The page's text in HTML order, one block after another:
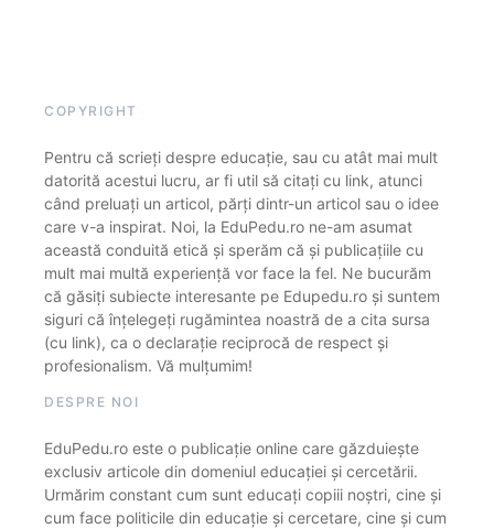
COPYRIGHT
Pentru că scrieți despre educație, sau cu atât mai mult
datorită acestui lucru, ar fi util să citați cu link, atunci
când preluați un articol, părți dintr-un articol sau o idee
care v-a inspirat. Noi, la EduPedu.ro ne-am asumat
această conduită etică și sperăm că și publicațiile cu
mult mai multă experiență vor face la fel. Ne bucurăm
că găsiți subiecte interesante pe Edupedu.ro și suntem
siguri că înțelegeți rugămintea noastră de a cita sursa
(cu link), ca o declarație reciprocă de respect și
profesionalism. Vă mulțumim!
DESPRE NOI
EduPedu.ro este o publicație online care găzduiește
exclusiv articole din domeniul educației și cercetării.
Urmărim constant cum sunt educați copiii noștri, cine și
cum face politicile din educație și cercetare, cine și cum